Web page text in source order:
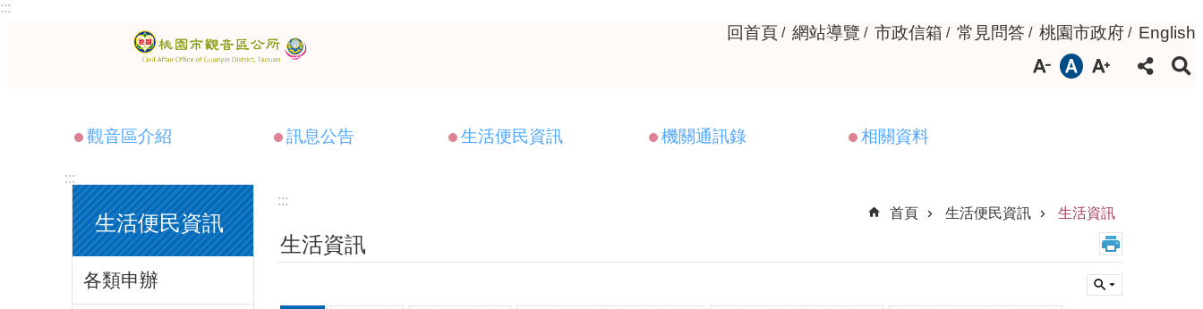
跳到主要內容區塊
:::
回首頁 網站導覽 市政信箱 常見問答 桃園市政府 English
觀音區介紹 訊息公告 生活便民資訊 機關通訊錄 相關資料
:::
生活便民資訊
各類申辦
:::
首頁
生活便民資訊 生活資訊
生活資訊